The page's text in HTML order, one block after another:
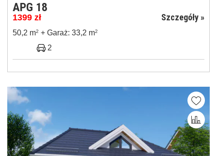
APG 18
1399 zł Szczegóły »
50,2 m2 + Garaż: 33,2 m2
2